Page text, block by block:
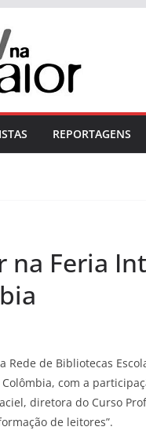
REPORTAGENS
na Feria
Rede de Bibliotecas
com a
diretora do Curso
de leitores”.